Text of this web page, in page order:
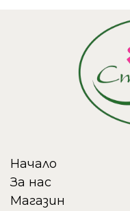
Начало
За нас
Магазин